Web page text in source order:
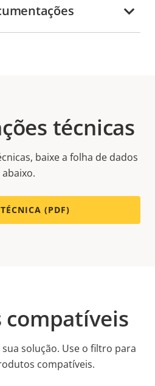
técnicas
baixe a folha de dados
abaixo.
(PDF)
compatíveis
solução. Use o filtro para
compatíveis.